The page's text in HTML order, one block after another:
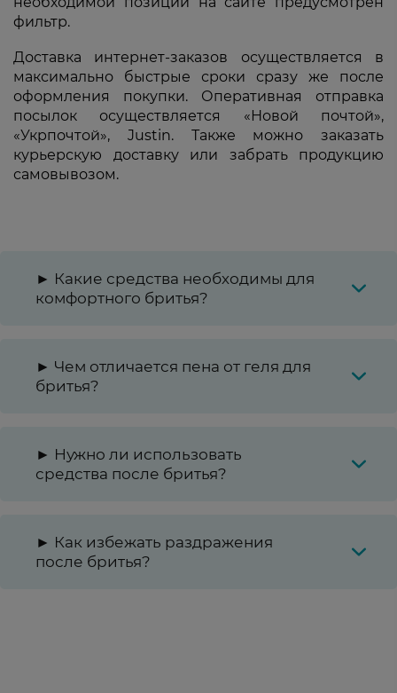
фильтр.
Доставка интернет-заказов осуществляется в
максимально быстрые сроки сразу же после
оформления покупки. Оперативная отправка
посылок осуществляется «Новой почтой»,
«Укрпочтой», Justin. Также можно заказать
курьерскую доставку или забрать продукцию
самовывозом.
► Какие средства необходимы для
комфортного бритья?
► Чем отличается пена от геля для
бритья?
► Нужно ли использовать
средства после бритья?
► Как избежать раздражения
после бритья?